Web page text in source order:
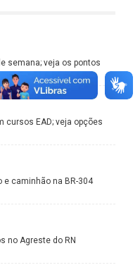
semana; veja os pontos
cursos EAD; veja opções
caminhão na BR-304
no Agreste do RN